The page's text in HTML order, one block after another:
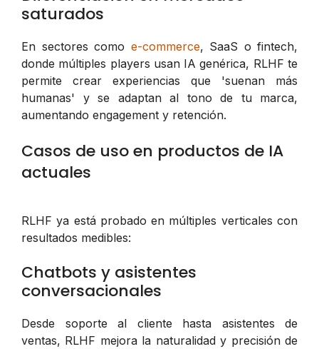
saturados
En sectores como e-commerce, SaaS o fintech,
donde múltiples players usan IA genérica, RLHF te
permite crear experiencias que 'suenan más
humanas' y se adaptan al tono de tu marca,
aumentando engagement y retención.
Casos de uso en productos de IA
actuales
RLHF ya está probado en múltiples verticales con
resultados medibles:
Chatbots y asistentes
conversacionales
Desde soporte al cliente hasta asistentes de
ventas, RLHF mejora la naturalidad y precisión de